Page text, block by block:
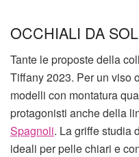
OCCHIALI DA
Tante le proposte della
Tiffany 2023. Per un viso
modelli con montatura
protagonisti anche della
Spagnoli. La griffe studia
ideali per pelle chiari e